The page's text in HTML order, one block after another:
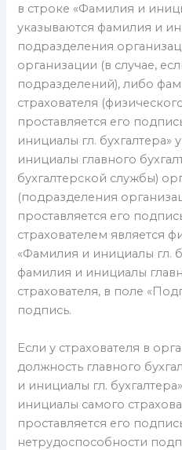
в строке «Фамилия и
указываются фамилия и
подразделения
организации (в случае,
подразделений), либо
страхователя
проставляется его
инициалы гл. бухгалтера»
инициалы главного
бухгалтерской службы)
(подразделения
проставляется его
страхователем является
«Фамилия и инициалы гл.
фамилия и инициалы
страхователя, в поле
подпись.
Если у страхователя в
должность главного
и инициалы гл.
инициалы самого
проставляется его
нетрудоспособности